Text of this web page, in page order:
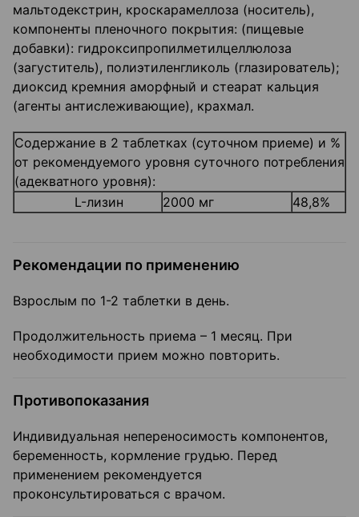
мальтодекстрин, кроскарамеллоза (носитель),
компоненты пленочного покрытия: (пищевые
добавки): гидроксипропилметилцеллюлоза
(загуститель), полиэтиленгликоль (глазирователь);
диоксид кремния аморфный и стеарат кальция
(агенты антислеживающие), крахмал.
Содержание в 2 таблетках (суточном приеме) и %
от рекомендуемого уровня суточного потребления
(адекватного уровня):
L-лизин
2000 мг 48,8%
Рекомендации по применению
Взрослым по 1-2 таблетки в день.
Продолжительность приема – 1 месяц. При
необходимости прием можно повторить.
Противопоказания
Индивидуальная непереносимость компонентов,
беременность, кормление грудью. Перед
применением рекомендуется
проконсультироваться с врачом.